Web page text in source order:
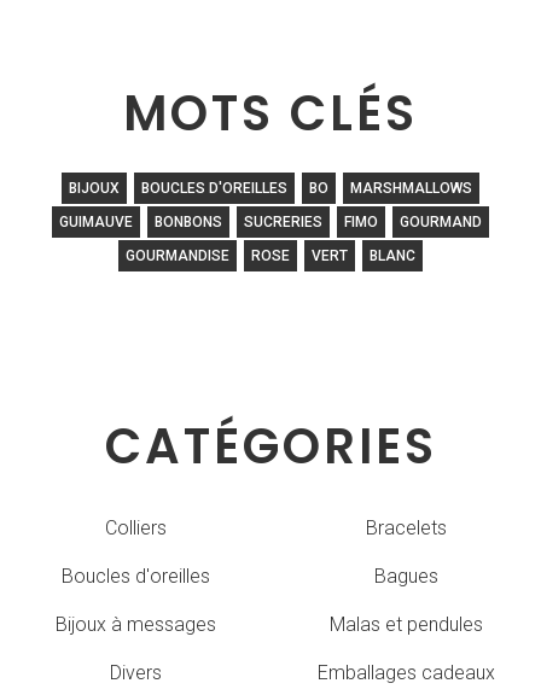
MOTS CLÉS
BIJOUX BOUCLES D'OREILLES BO
MARSHMALLOWS
GUIMAUVE
BONBONS SUCRERIES FIMO
GOURMAND
GOURMANDISE
ROSE VERT BLANC
CATÉGORIES
Colliers Bracelets
Boucles d'oreilles Bagues
Bijoux à messages Malas et pendules
Divers Emballages cadeaux